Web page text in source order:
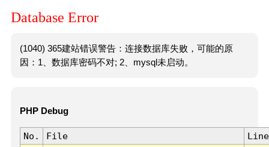
Database Error
(1040) 365建站错误警告：连接数据库失败，可能的原
因：1、数据库密码不对; 2、mysql未启动。
PHP Debug
No. File
Line